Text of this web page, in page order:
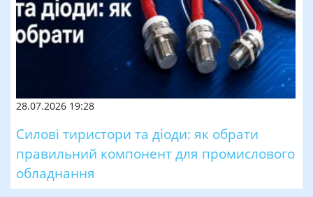
28.07.2026 19:28
Силові тиристори та діоди: як обрати
правильний компонент для промислового
обладнання